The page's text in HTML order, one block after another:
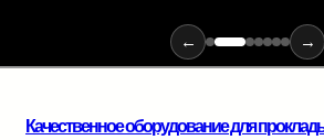
для
← →
Качественное оборудование для